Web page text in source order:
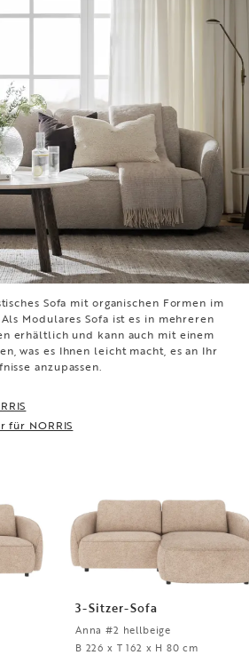
Sofa mit organischen Formen im
Modulares Sofa ist es in mehreren
erhältlich und kann auch mit einem
was es Ihnen leicht macht, es an Ihr
anzupassen.
für NORRIS
3-Sitzer-Sofa
Anna #2 hellbeige
B 226 x T 162 x H 80 cm